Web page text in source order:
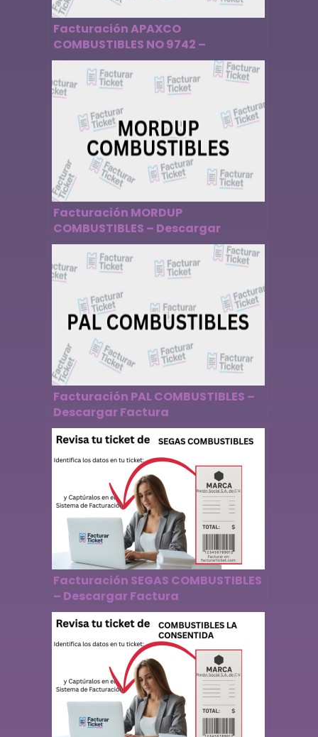
Facturación APAXCO
COMBUSTIBLES NO 9742 –
Descargar Factura
Facturación MORDUP
COMBUSTIBLES – Descargar
Factura
Facturación PAL COMBUSTIBLES –
Descargar Factura
Facturación SEGAS COMBUSTIBLES
– Descargar Factura